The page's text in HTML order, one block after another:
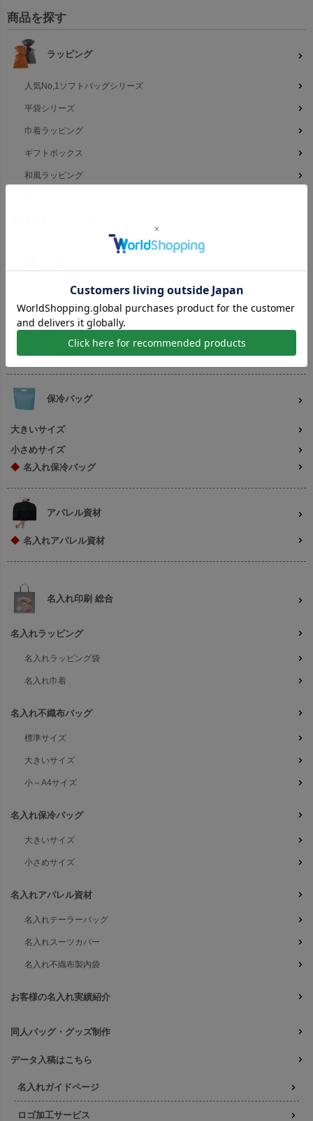
商品を探す
ラッピング
人気No,1ソフトバッグシリーズ
平袋シリーズ
巾着ラッピング
ギフトボックス
和風ラッピング
大きいサイズ
◆
保冷バッグ
大きいサイズ
小さめサイズ
◆ 名入れ保冷バッグ
アパレル資材
◆ 名入れアパレル資材
名入れ印刷 総合
名入れラッピング
名入れラッピング袋
名入れ巾着
名入れ不織布バッグ
標準サイズ
大きいサイズ
小～A4サイズ
名入れ保冷バッグ
大きいサイズ
小さめサイズ
名入れアパレル資材
名入れテーラーバッグ
名入れスーツカバー
名入れ不織布製内袋
お客様の名入れ実績紹介
同人バッグ・グッズ制作
データ入稿はこちら
名入れガイドページ
ロゴ加工サービス